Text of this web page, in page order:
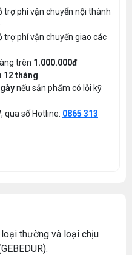
trợ phí vận chuyển nội thành
trợ phí vận chuyển giao các
trên 1.000.000đ
12 tháng
nếu sản phẩm có lỗi kỹ
, qua số Hotline: 0865 313
thường và loại chịu